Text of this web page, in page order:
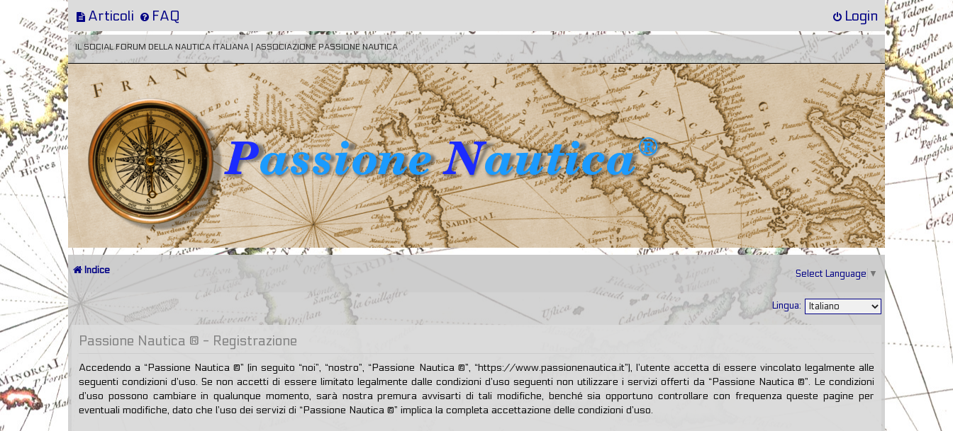
Articoli FAQ Login
IL SOCIAL FORUM DELLA NAUTICA ITALIANA | ASSOCIAZIONE PASSIONE NAUTICA
Indice Select Language ▼
Lingua:
Passione Nautica ® - Registrazione
Accedendo a “Passione Nautica ®” (in seguito “noi”, “nostro”, “Passione Nautica ®”, “https://www.passionenautica.it”), l’utente accetta di essere vincolato legalmente alle
seguenti condizioni d’uso. Se non accetti di essere limitato legalmente dalle condizioni d’uso seguenti non utilizzare i servizi offerti da “Passione Nautica ®”. Le condizioni
d’uso possono cambiare in qualunque momento, sarà nostra premura avvisarti di tali modifiche, benché sia opportuno controllare con frequenza queste pagine per
eventuali modifiche, dato che l’uso dei servizi di “Passione Nautica ®” implica la completa accettazione delle condizioni d’uso.